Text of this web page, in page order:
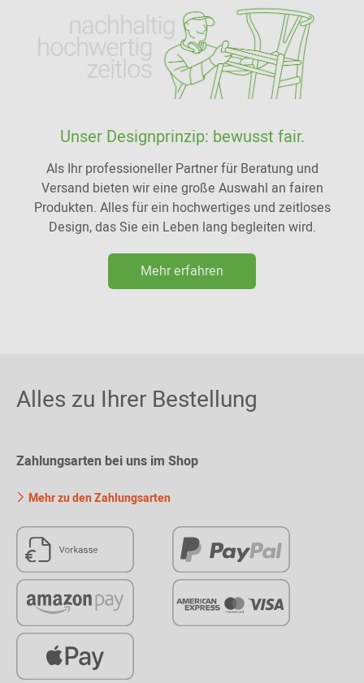
Unser Designprinzip: bewusst fair.
Als Ihr professioneller Partner für Beratung und
Versand bieten wir eine große Auswahl an fairen
Produkten. Alles für ein hochwertiges und zeitloses
Design, das Sie ein Leben lang begleiten wird.
Mehr erfahren
Alles zu Ihrer Bestellung
Zahlungsarten bei uns im Shop
Mehr zu den Zahlungsarten